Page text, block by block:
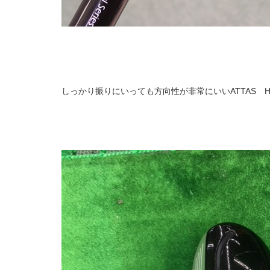
しっかり振りにいっても方向性が非常にいいATTAS